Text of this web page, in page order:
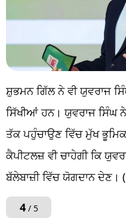
ਸ਼ੁਭਮਨ ਗਿੱਲ ਨੇ ਵੀ ਯੁਵਰਾਜ
ਸਿੱਖੀਆਂ ਹਨ। ਯੁਵਰਾਜ ਸਿੰਘ
ਤੱਕ ਪਹੁੰਚਾਉਣ ਵਿੱਚ ਮੁੱਖ
ਕੈਪੀਟਲਜ਼ ਵੀ ਚਾਹੇਗੀ ਕਿ
ਬੱਲੇਬਾਜ਼ੀ ਵਿੱਚ ਯੋਗਦਾਨ ਦੇਣ।
4/ 5